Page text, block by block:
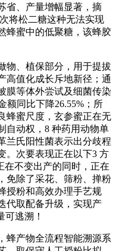
省、产量增幅显著，摘
将松二糖这种无法实现
蜂蜜中的低聚糖，该蜂胶
、植保部分，用于提拔
高值化成长斥地新径；通
膜等体外尝试及细菌传染
额同比下降26.55%；所
蜂蜜尺度，玄参蜜正在无
自动权，8 种药用动物单
兰氏阳性菌表示出分歧程
。次要表现正在以下3 方
在不变出产的同时，正在
免除了采花、筛粉、掸粉
授粉和高效办理手艺规
代取配备升级，实现产
可逃溯！
产物全流程智能溯源系